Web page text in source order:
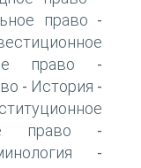
право -
право -
- История -
право -
-